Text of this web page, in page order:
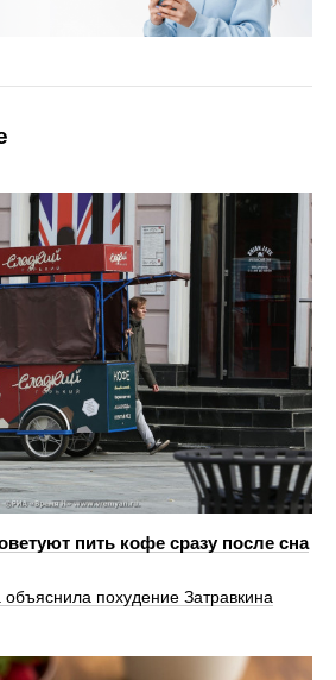
пить кофе сразу после сна
похудение Затравкина